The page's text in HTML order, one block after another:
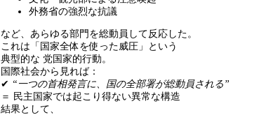
外務省の強烈な抗議
など、あらゆる部門を総動員して反応した。
これは「国家全体を使った威圧」という
典型的な 党国家的行動。
国際社会から見れば：
✔ “ 一つの首相発言に、国の全部署が総動員される ”
＝ 民主国家では起こり得ない異常な構造
結果として、